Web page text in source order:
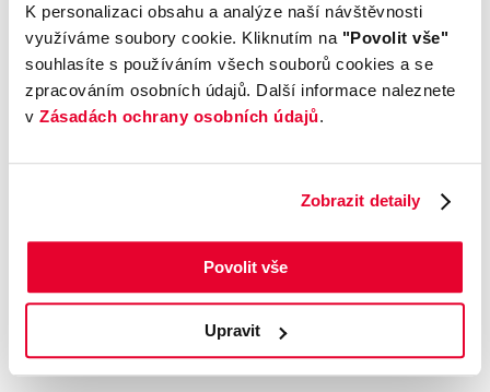
K personalizaci obsahu a analýze naší návštěvnosti
využíváme soubory cookie. Kliknutím na "Povolit vše"
souhlasíte s používáním všech souborů cookies a se
zpracováním osobních údajů. Další informace naleznete
v Zásadách ochrany osobních údajů.
Zobrazit detaily
Povolit vše
Upravit
Volkswagen
Golf
Výbava
R-Line
Karoserie
Hatchback
Motor
1.5 TSI 6G
Kombinovaná
spotřeba
Odpočet DPH
Objednávací kód
Výbava